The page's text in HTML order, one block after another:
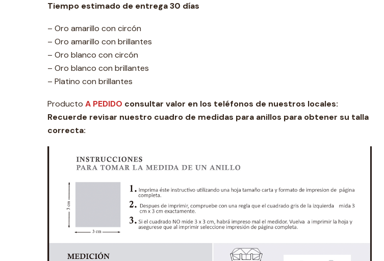
Tiempo estimado de entrega 30 días
– Oro amarillo con circón
– Oro amarillo con brillantes
– Oro blanco con circón
– Oro blanco con brillantes
– Platino con brillantes
Producto A PEDIDO consultar valor en los teléfonos de nuestros locales:
Recuerde revisar nuestro cuadro de medidas para anillos para obtener su talla
correcta: